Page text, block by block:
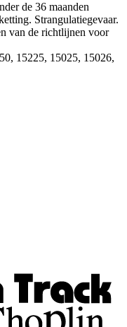
de 36 maanden
Strangulatiegevaar.
van de richtlijnen voor
15225, 15025, 15026,